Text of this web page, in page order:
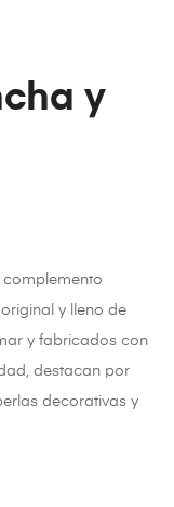
y
complemento
y lleno de
y fabricados con
destacan por
decorativas y